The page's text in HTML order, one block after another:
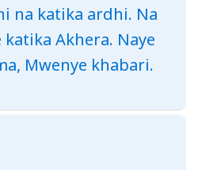
na katika ardhi. Na
katika Akhera. Naye
Mwenye khabari.